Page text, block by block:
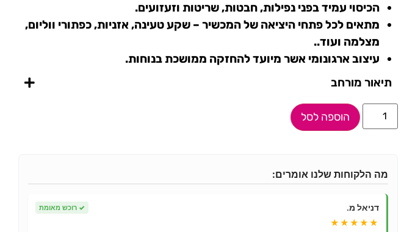
הכיסוי עמיד בפני נפילות, חבטות, שריטות וזעזועים.
מתאים לכל פתחי היציאה של המכשיר – שקע טעינה, אזניות, כפתורי ווליום,
מצלמה ועוד..
עיצוב ארגונומי אשר מיועד להחזקה ממושכת בנוחות.
תיאור מורחב
הוספה לסל
מה הלקוחות שלנו אומרים:
דניאל מ. ✓ רוכש מאומת
★★★★★